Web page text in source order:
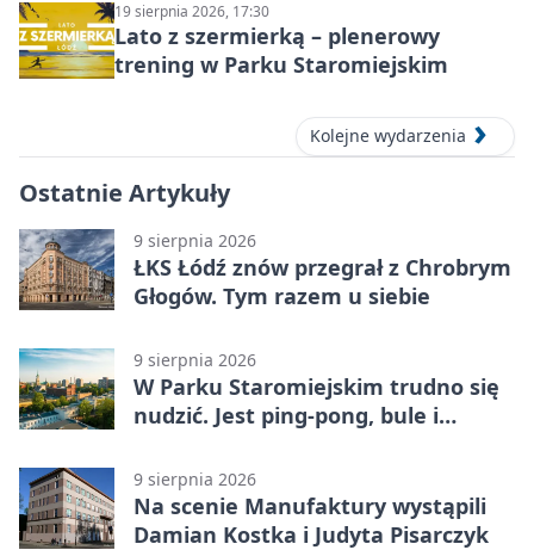
19 sierpnia 2026, 17:30
Lato z szermierką – plenerowy
trening w Parku Staromiejskim
Kolejne wydarzenia
Ostatnie Artykuły
9 sierpnia 2026
ŁKS Łódź znów przegrał z Chrobrym
Głogów. Tym razem u siebie
9 sierpnia 2026
W Parku Staromiejskim trudno się
nudzić. Jest ping-pong, bule i
9 sierpnia 2026
Na scenie Manufaktury wystąpili
Damian Kostka i Judyta Pisarczyk